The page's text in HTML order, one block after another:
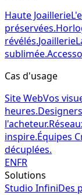
Haute Joaillerie
préservées.
révélés.Joaillerie
sublimée.
Cas d'usage
Site WebVos
heures.Designers
l'acheteur.
inspire.Équipes
décuplées.
ENFR
Solutions
Studio InfiniDes